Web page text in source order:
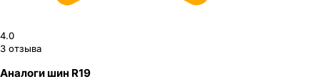
4.0
3 отзыва
Аналоги шин R19